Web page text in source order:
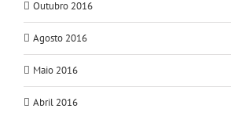
Outubro 2016
Agosto 2016
Maio 2016
Abril 2016